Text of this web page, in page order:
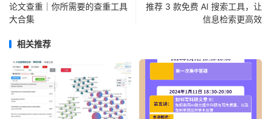
论文查重｜你所需要的查重工具
大合集
推荐 3 款免费 AI 搜索工具，让
信息检索更高效
相关推荐